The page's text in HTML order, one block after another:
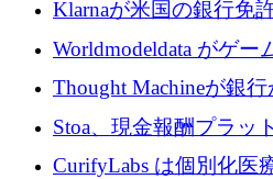
Klarnaが米国の銀行免
Worldmodeldata がゲ
ニングに変えるために
Thought Machineが銀
調達、年間収益1億ドル
Stoa、現金報酬プラッ
ルを確保
CurifyLabs は個別化医